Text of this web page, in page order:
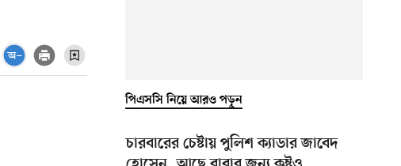
পিএসসি নিয়ে আরও পড়ুন
চারবারের চেষ্টায় পুলিশ ক্যাডার জাবেদ